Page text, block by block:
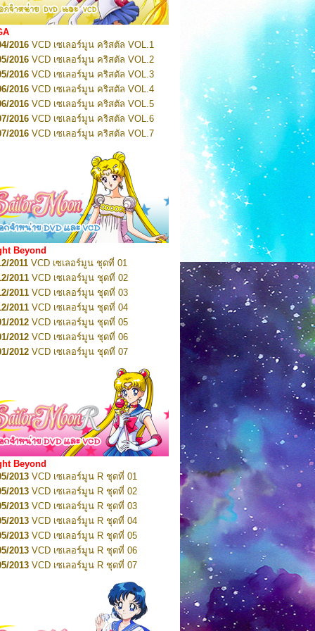
Pretty Guardian Sailor Moon Eternal
2
Pretty Guardian Sailor Moon Eternal
3
Pretty Guardian Sailor Moon Eternal
4
Pretty Guardian Sailor Moon Eternal
5
Pretty Guardian Sailor Moon Eternal
6
Pretty Guardian Sailor Moon Eternal
7
Pretty Guardian Sailor Moon Eternal
Pretty Guardian Sailor Moon Eternal
Pretty Guardian Sailor Moon Eternal
10
2026Code Name: Sailor V 1
2026Code Name: Sailor V 2
2016 VCD เซเลอร์มูน คริสตัล VOL.1
2016 VCD เซเลอร์มูน คริสตัล VOL.2
2016 VCD เซเลอร์มูน คริสตัล VOL.3
2016 VCD เซเลอร์มูน คริสตัล VOL.4
2016 VCD เซเลอร์มูน คริสตัล VOL.5
2016 VCD เซเลอร์มูน คริสตัล VOL.6
2016 VCD เซเลอร์มูน คริสตัล VOL.7
VCD เซเลอร์มูน คริสตัล VOL.9
VCD เซเลอร์มูน คริสตัล VOL.10
2016
VCD เซเลอร์มูน คริสตัล VOL.11
2016VCD เซเลอร์มูน คริสตัล VOL.12
2016VCD เซเลอร์มูน คริสตัล VOL.13
2016 DVD เซเลอร์มูน คริสตัล VOL.1
2016DVD เซเลอร์มูน คริสตัล VOL.2
2016 DVD เซเลอร์มูน คริสตัล VOL.3
2016 DVD เซเลอร์มูน คริสตัล VOL.4
2016 DVD เซเลอร์มูน คริสตัล VOL.5
2016 DVD เซเลอร์มูน คริสตัล VOL.6
2016DVD เซเลอร์มูน คริสตัล VOL.7
2016DVD เซเลอร์มูน คริสตัล VOL.8
2017 DVD เซเลอร์มูน คริสตัล Box-Set
Beyond
2011 VCD เซเลอร์มูน ชุดที่ 01
2011 VCD เซเลอร์มูน ชุดที่ 02
2011 VCD เซเลอร์มูน ชุดที่ 03
2011 VCD เซเลอร์มูน ชุดที่ 04
2012 VCD เซเลอร์มูน ชุดที่ 05
2012 VCD เซเลอร์มูน ชุดที่ 06
2012 VCD เซเลอร์มูน ชุดที่ 07
VCD เซเลอร์มูน ชุดที่ 08
VCD เซเลอร์มูน ชุดที่ 09
VCD เซเลอร์มูน ชุดที่ 10
2012VCD เซเลอร์มูน ชุดที่ 11
2012VCD เซเลอร์มูน ชุดที่ 12
2012VCD เซเลอร์มูน ชุดที่ 13
2012VCD เซเลอร์มูน ชุดที่ 14
2012 VCD เซเลอร์มูน ชุดที่ 15
VCD เซเลอร์มูน ชุดที่ 16
VCD เซเลอร์มูน ชุดที่ 17
VCD เซเลอร์มูน ชุดที่ 18
VCD เซเลอร์มูน ชุดที่ 19
VCD เซเลอร์มูน ชุดที่ 20
VCD เซเลอร์มูน ชุดที่ 21
VCD เซเลอร์มูน ชุดที่ 22
VCD เซเลอร์มูน ชุดที่ 23
DVD เซเลอร์มูน ชุดที่ 01
DVD เซเลอร์มูน ชุดที่ 02
Beyond
2013 VCD เซเลอร์มูน R ชุดที่ 01
2013 VCD เซเลอร์มูน R ชุดที่ 02
2013 VCD เซเลอร์มูน R ชุดที่ 03
2013 VCD เซเลอร์มูน R ชุดที่ 04
2013 VCD เซเลอร์มูน R ชุดที่ 05
2013 VCD เซเลอร์มูน R ชุดที่ 06
2013 VCD เซเลอร์มูน R ชุดที่ 07
VCD เซเลอร์มูน R ชุดที่ 08
VCD เซเลอร์มูน R ชุดที่ 09
VCD เซเลอร์มูน R ชุดที่ 10
2013
VCD เซเลอร์มูน R ชุดที่ 11